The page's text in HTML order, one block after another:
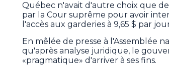
Québec n'avait d'autre choix que
par la Cour suprême pour avoir
l'accès aux garderies à 9,65 $ par
En mêlée de presse à l'Assemblée
qu'après analyse juridique, le
«pragmatique» d'arriver à ses fins.